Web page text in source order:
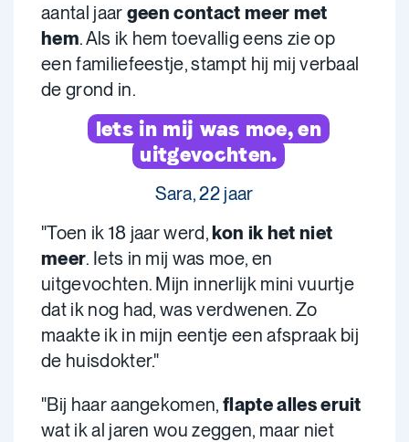
aantal jaar geen contact meer met
hem. Als ik hem toevallig eens zie op
een familiefeestje, stampt hij mij verbaal
de grond in.
Iets in mij was moe, en
uitgevochten.
Sara, 22 jaar
"Toen ik 18 jaar werd,kon ik het niet
meer. Iets in mij was moe, en
uitgevochten. Mijn innerlijk mini vuurtje
dat ik nog had, was verdwenen. Zo
maakte ik in mijn eentje een afspraak bij
de huisdokter."
"Bij haar aangekomen,flapte alles eruit
wat ik al jaren wou zeggen, maar niet